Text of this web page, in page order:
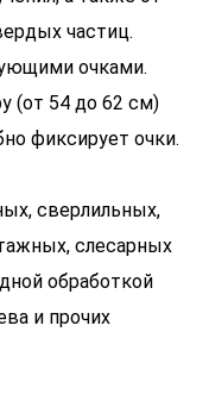
частиц.
очками.
(от 54 до 62 см)
фиксирует очки.
сверлильных,
слесарных
обработкой
и прочих